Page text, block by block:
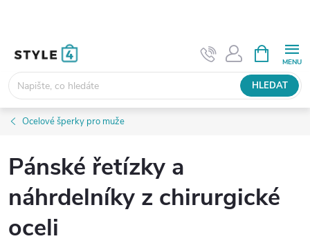
HLEDAT
NÁKUPNÍ
KOŠÍK
Ocelové šperky pro muže
Pánské řetízky a
náhrdelníky z chirurgické
oceli